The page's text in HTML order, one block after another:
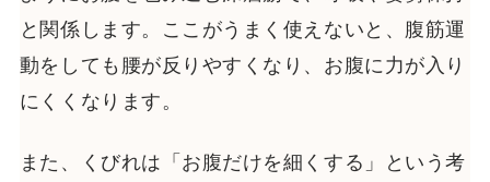
と関係します。ここがうまく使えないと、腹筋運
動をしても腰が反りやすくなり、お腹に力が入り
にくくなります。
また、くびれは「お腹だけを細くする」という考